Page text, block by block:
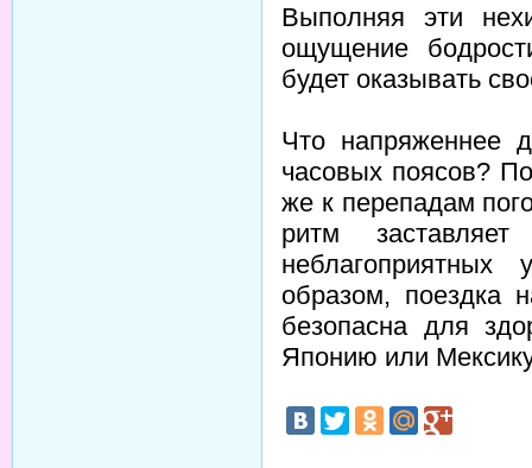
Выполняя эти
ощущение
будет оказывать
Что напряженнее
часовых поясов?
же к перепадам
ритм
образом, поездка
безопасна для
Японию или